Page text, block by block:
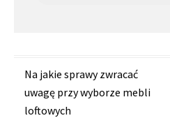
Zobacz
wpisy
Na jakie sprawy zwracać
uwagę przy wyborze mebli
loftowych